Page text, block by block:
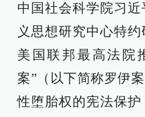
中国社会科学院习
义思想研究中心特
美国联邦最高法院
案”（以下简称罗伊
性堕胎权的宪法保